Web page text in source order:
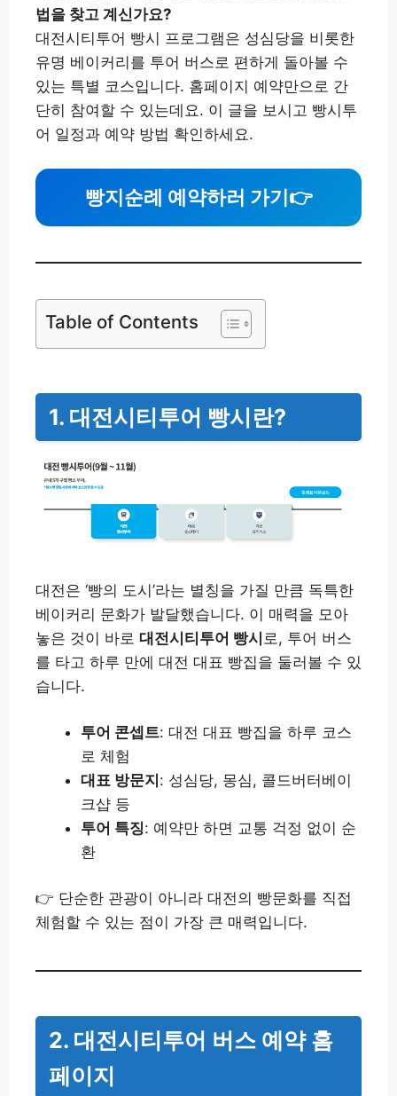
법을 찾고 계신가요?
대전시티투어 빵시 프로그램은 성심당을 비롯한
유명 베이커리를 투어 버스로 편하게 돌아볼 수
있는 특별 코스입니다. 홈페이지 예약만으로 간
단히 참여할 수 있는데요. 이 글을 보시고 빵시투
어 일정과 예약 방법 확인하세요.
빵지순례 예약하러 가기👉
Table of Contents
1. 대전시티투어 빵시란?
대전은 ‘빵의 도시’라는 별칭을 가질 만큼 독특한
베이커리 문화가 발달했습니다. 이 매력을 모아
놓은 것이 바로 대전시티투어 빵시 로, 투어 버스
를 타고 하루 만에 대전 대표 빵집을 둘러볼 수 있
습니다.
투어 콘셉트: 대전 대표 빵집을 하루 코스
로 체험
대표 방문지: 성심당, 몽심, 콜드버터베이
크샵 등
투어 특징: 예약만 하면 교통 걱정 없이 순
환
👉 단순한 관광이 아니라 대전의 빵문화를 직접
체험할 수 있는 점이 가장 큰 매력입니다.
2. 대전시티투어 버스 예약 홈
페이지